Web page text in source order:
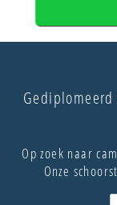
Op zoek naar
Onze